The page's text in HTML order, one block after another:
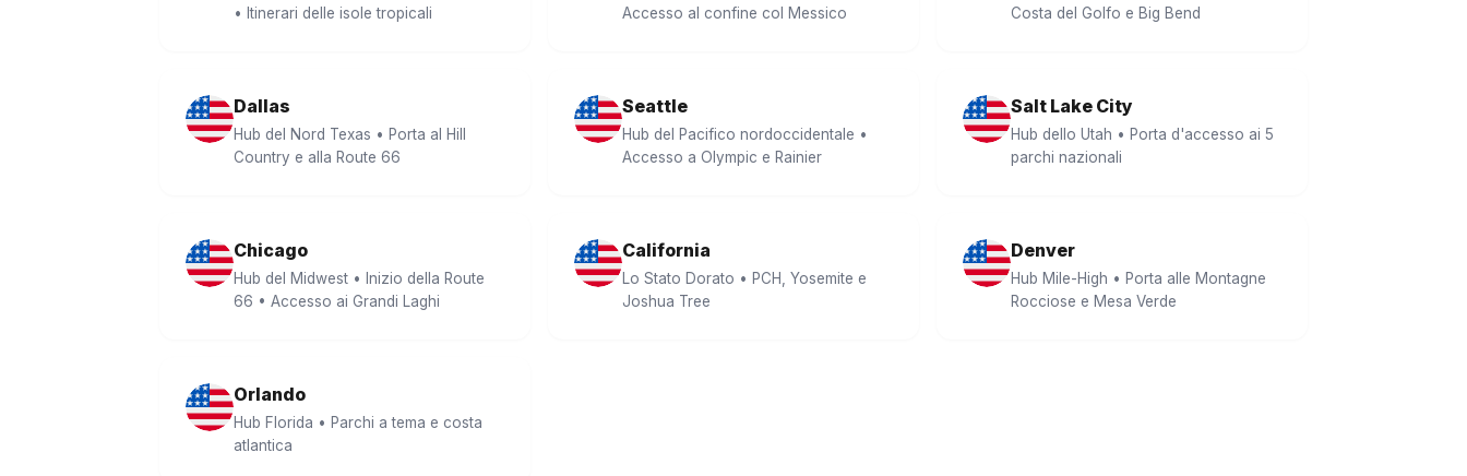
• Itinerari delle isole tropicali
Accesso al confine col Messico
Costa del Golfo e Big Bend
Dallas
Hub del Nord Texas • Porta al Hill
Country e alla Route 66
Seattle
Hub del Pacifico nordoccidentale •
Accesso a Olympic e Rainier
Salt Lake City
Hub dello Utah • Porta d'accesso ai 5
parchi nazionali
Chicago
Hub del Midwest • Inizio della Route
66 • Accesso ai Grandi Laghi
California
Lo Stato Dorato • PCH, Yosemite e
Joshua Tree
Denver
Hub Mile-High • Porta alle Montagne
Rocciose e Mesa Verde
Orlando
Hub Florida • Parchi a tema e costa
atlantica